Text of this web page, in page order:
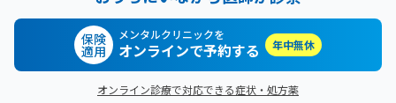
保険
適用
メンタルクリニックを
オンラインで予約する 年中無休
オンライン診療で対応できる症状・処方薬